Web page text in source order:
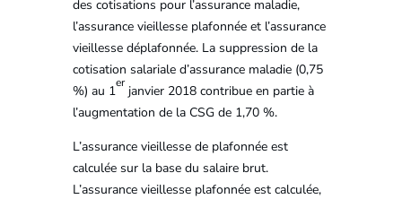
des cotisations pour l’assurance maladie,
l’assurance vieillesse plafonnée et l’assurance
vieillesse déplafonnée. La suppression de la
cotisation salariale d’assurance maladie (0,75
%) au 1er janvier 2018 contribue en partie à
l’augmentation de la CSG de 1,70 %.
L’assurance vieillesse de plafonnée est
calculée sur la base du salaire brut.
L’assurance vieillesse plafonnée est calculée,